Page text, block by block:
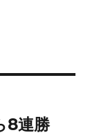
8連勝